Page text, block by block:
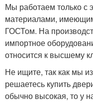
Мы работаем только с
материалами,
ГОСТом. На
импортное
относится к высшему
Не ищите, так как мы
решаетесь купить
обычно высокая, то у